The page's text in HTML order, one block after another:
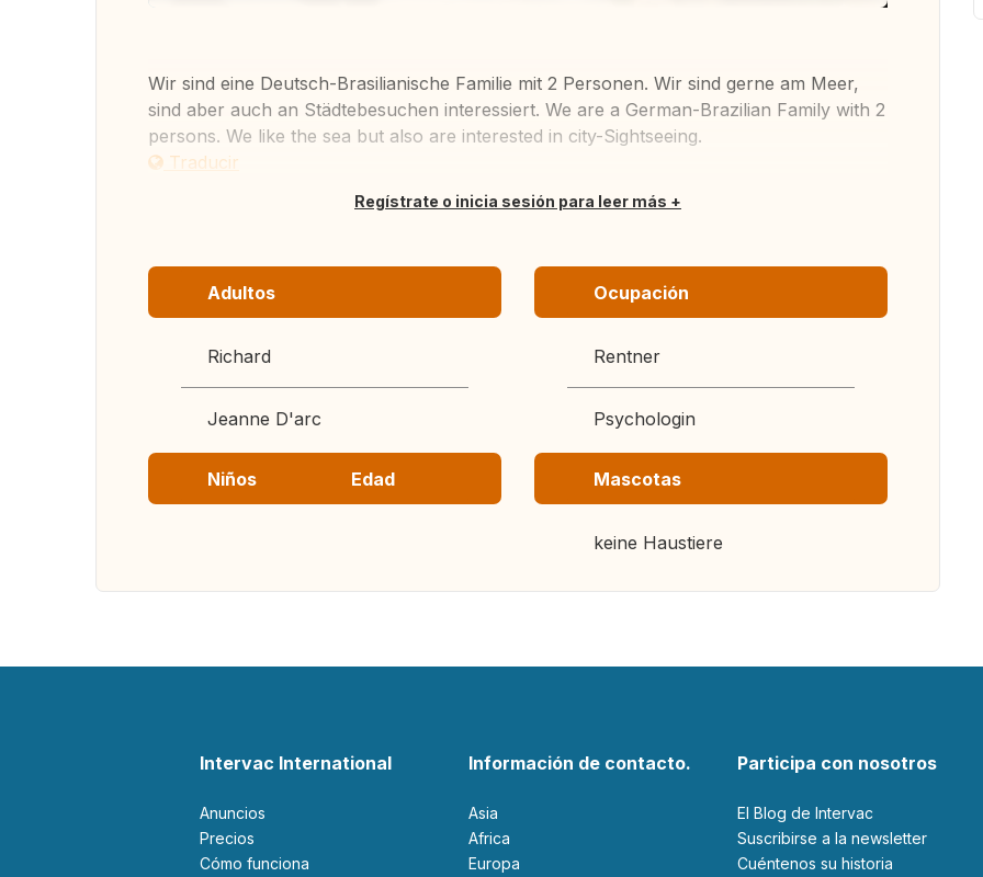
Wir sind eine Deutsch-Brasilianische Familie mit 2 Personen. Wir sind gerne am Meer,
sind aber auch an Städtebesuchen interessiert. We are a German-Brazilian Family with 2
persons. We like the sea but also are interested in city-Sightseeing.
Traducir
Regístrate o inicia sesión para leer más
Adultos
Richard
Jeanne D'arc
Ocupación
Rentner
Psychologin
Niños Edad Mascotas
keine Haustiere
Intervac International
Anuncios
Precios
Cómo funciona
Información de contacto.
Asia
Africa
Europa
Participa con nosotros
El Blog de Intervac
Suscribirse a la newsletter
Cuéntenos su historia